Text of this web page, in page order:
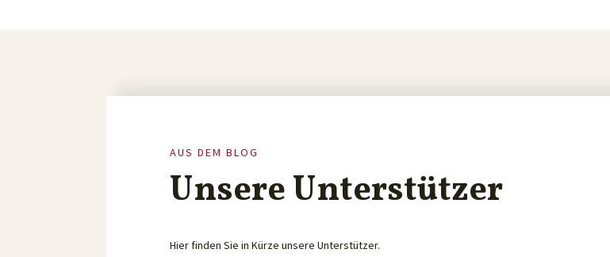
AUS DEM BLOG
Unsere Unterstützer
Hier finden Sie in Kürze unsere Unterstützer.